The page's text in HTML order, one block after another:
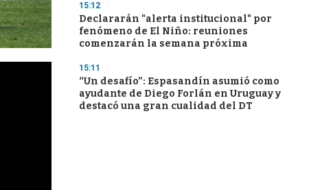
15:12
Declararán "alerta institucional" por
fenómeno de El Niño: reuniones
comenzarán la semana próxima
15:11
“Un desafío”: Espasandín asumió como
ayudante de Diego Forlán en Uruguay y
destacó una gran cualidad del DT